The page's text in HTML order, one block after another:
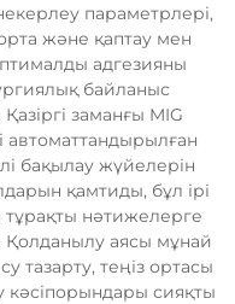
параметрлері,
және қаптау мен
адгезияны
байланыс
заманғы MIG
автоматтандырылған
бақылау жүйелерін
қамтиды, бұл ірі
нәтижелерге
Қолданылу аясы мұнай
тазарту, теңіз ортасы
кәсіпорындары сияқты